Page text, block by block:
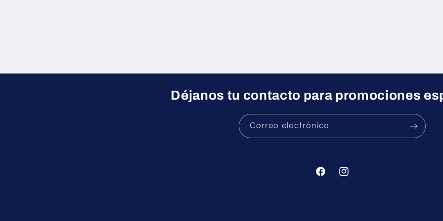
Déjanos tu contacto para promociones
Correo electrónico
FacebookInstagram